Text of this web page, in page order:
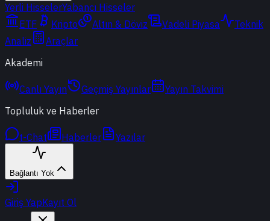
Yerli HisselerYabancı Hisseler
ETF
Kripto Altın & Döviz Vadeli Piyasa
Teknik
Analiz
Araçlar
Akademi
Canlı Yayın Geçmiş Yayınlar
Yayın Takvimi
Topluluk ve Haberler
t-Chat Haberler Yazılar
Bağlantı Yok
Giriş YapKayıt Ol